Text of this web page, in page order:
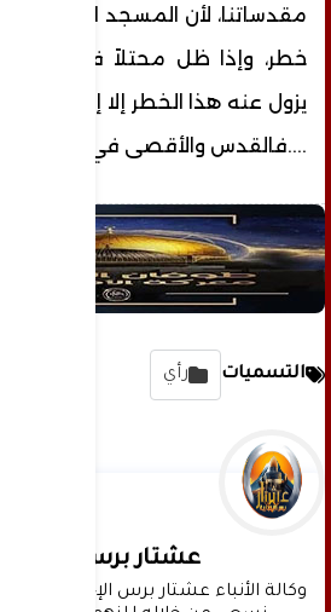
مقدساتنا، لأن المسجد الأقصى
خطر، وإذا ظل محتلاً فسيبقى
يزول عنه هذا الخطر إلا إذا زال عنه
....فالقدس والأقصى في دائرة
التسميات رأي
عشتار برس الإخبارية